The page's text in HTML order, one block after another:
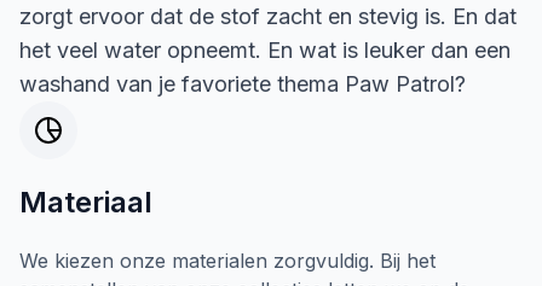
zorgt ervoor dat de stof zacht en stevig is. En dat
het veel water opneemt. En wat is leuker dan een
washand van je favoriete thema Paw Patrol?
Materiaal
We kiezen onze materialen zorgvuldig. Bij het